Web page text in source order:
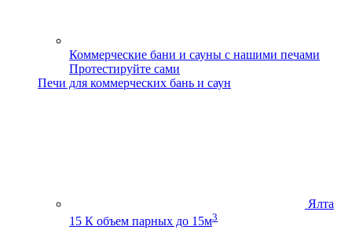
Коммерческие бани и сауны с нашими печами
Протестируйте сами
Печи для коммерческих бань и саун
Ялта
15 К объем парных до 15м3